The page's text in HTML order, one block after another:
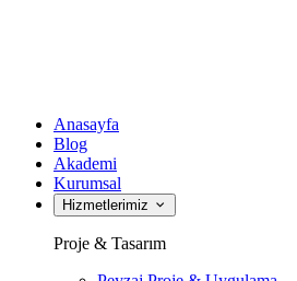
Anasayfa
Blog
Akademi
Kurumsal
Hizmetlerimiz
Proje & Tasarım